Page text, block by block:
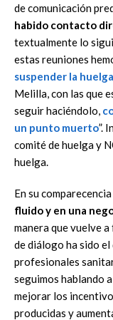
de comunicación
habido contacto
textualmente lo
estas reuniones
suspender la
Melilla, con las que
seguir haciéndolo,
un punto muerto”.
comité de huelga y
huelga.
En su
fluido y en una
manera que vuelve
de diálogo ha sido
profesionales
seguimos hablando
mejorar los
producidas y